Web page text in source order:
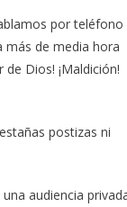
por teléfono
más de media hora
Dios! ¡Maldición!
postizas ni
audiencia